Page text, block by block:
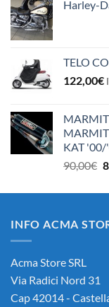
Harley-
TELO
122,00€
KAT '00/
90,00€ Il
INFO ACMA
Acma Store SRL
Via Radici Nord 31
Cap 42014 -